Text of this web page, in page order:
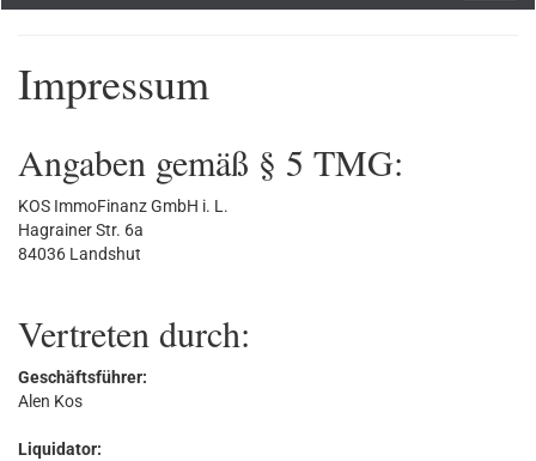
ein-/
Impressum
Angaben gemäß § 5 TMG:
KOS ImmoFinanz GmbH i. L.
Hagrainer Str. 6a
84036 Landshut
Vertreten durch:
Geschäftsführer:
Alen Kos
Liquidator: